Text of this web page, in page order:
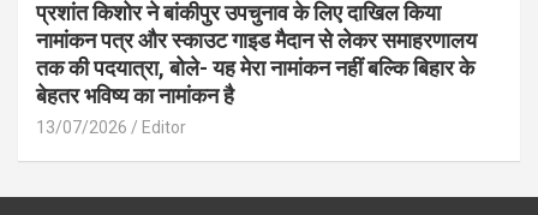
प्रशांत किशोर ने बांकीपुर उपचुनाव के लिए दाखिल किया
नामांकन पत्र और स्काउट गाइड मैदान से लेकर समाहरणालय
तक की पदयात्रा, बोले- यह मेरा नामांकन नहीं बल्कि बिहार के
बेहतर भविष्य का नामांकन है
13/07/2026 Editor